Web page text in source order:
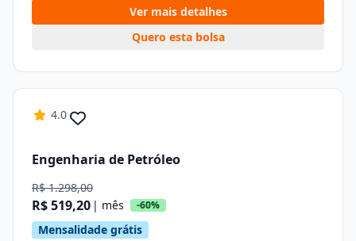
Ver mais detalhes
Quero esta bolsa
4.0
Engenharia de Petróleo
R$ 1.298,00
R$ 519,20 | mês -60%
Mensalidade grátis